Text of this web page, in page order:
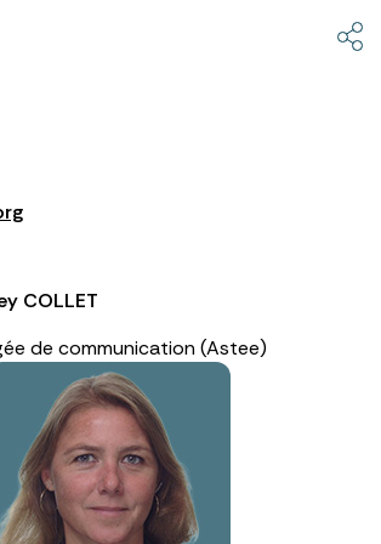
COLLET
de communication (Astee)